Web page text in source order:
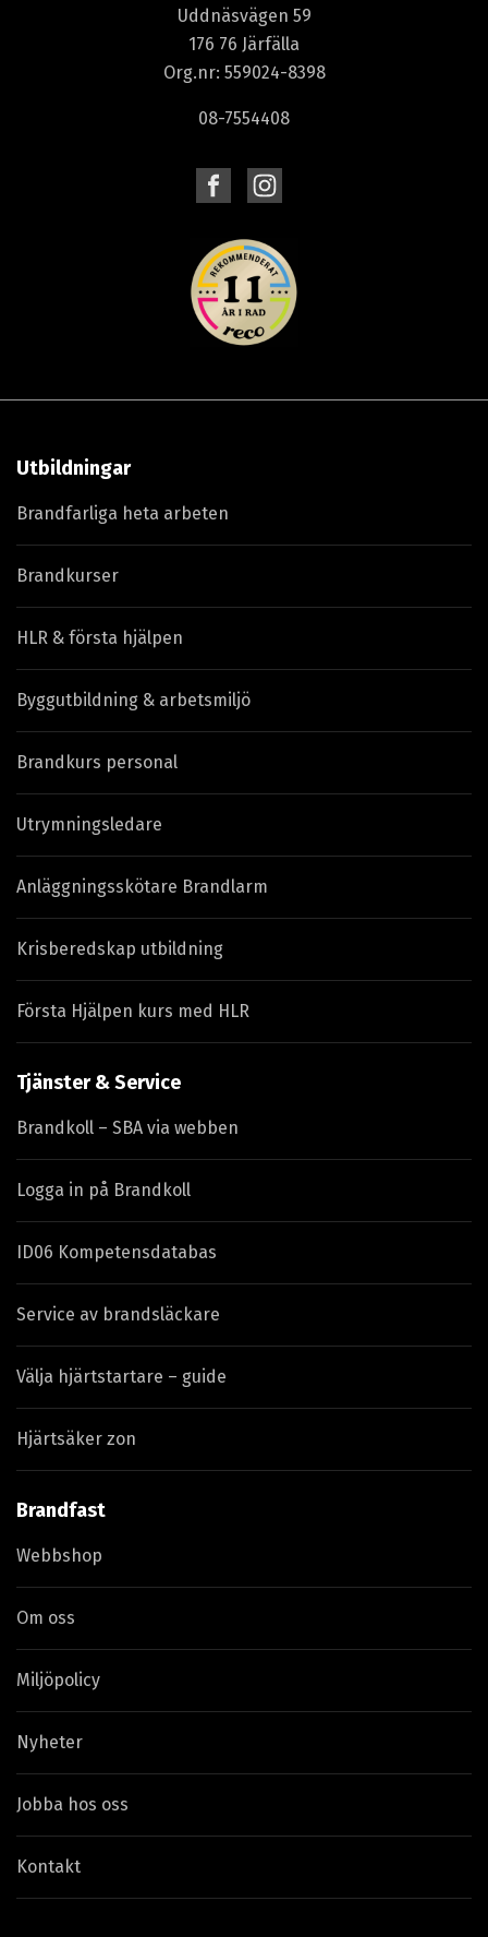
Uddnäsvägen 59
176 76 Järfälla
Org.nr: 559024-8398
08-7554408
Utbildningar
Brandfarliga heta arbeten
Brandkurser
HLR & första hjälpen
Byggutbildning & arbetsmiljö
Brandkurs personal
Utrymningsledare
Anläggningsskötare Brandlarm
Krisberedskap utbildning
Första Hjälpen kurs med HLR
Tjänster & Service
Brandkoll – SBA via webben
Logga in på Brandkoll
ID06 Kompetensdatabas
Service av brandsläckare
Välja hjärtstartare – guide
Hjärtsäker zon
Brandfast
Webbshop
Om oss
Miljöpolicy
Nyheter
Jobba hos oss
Kontakt